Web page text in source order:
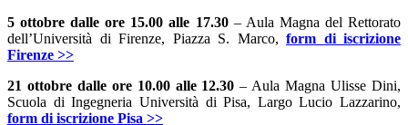
5 ottobre dalle ore 15.00 alle 17.30– Aula Magna del Rettorato
dell’Università di Firenze, Piazza S. Marco, form di iscrizione
Firenze >>
21 ottobre dalle ore 10.00 alle 12.30 – Aula Magna Ulisse Dini,
Scuola di Ingegneria Università di Pisa, Largo Lucio Lazzarino,
form di iscrizione Pisa >>